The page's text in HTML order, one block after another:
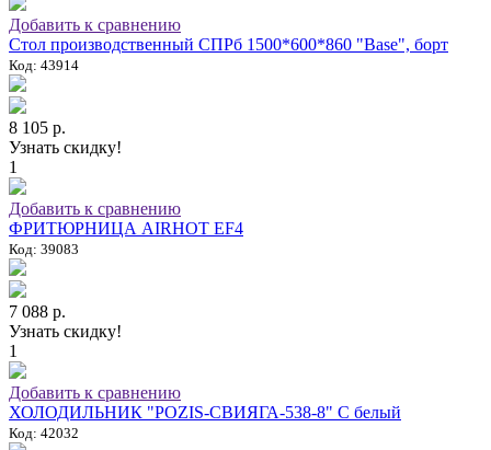
Добавить к сравнению
Стол производственный СПРб 1500*600*860 "Base", борт
Код: 43914
8 105 р.
Узнать скидку!
1
Добавить к сравнению
ФРИТЮРНИЦА AIRHOT EF4
Код: 39083
7 088 р.
Узнать скидку!
1
Добавить к сравнению
ХОЛОДИЛЬНИК "POZIS-СВИЯГА-538-8" C белый
Код: 42032